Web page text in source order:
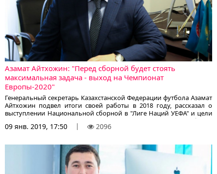
Азамат Айтхожин: "Перед сборной будет стоять
максимальная задача - выход на Чемпионат
Европы-2020"
Генеральный секретарь Казахстанской Федерации футбола Азамат
Айтхожин подвел итоги своей работы в 2018 году, рассказал о
выступлении Национальной сборной в "Лиге Наций УЕФА" и цели
на отборочный турнир Чемпионата Европы-2020, сообщает
корреспондент KazFootball.kz со ссылкой на Sports.kz.
09 янв. 2019, 17:50 2096